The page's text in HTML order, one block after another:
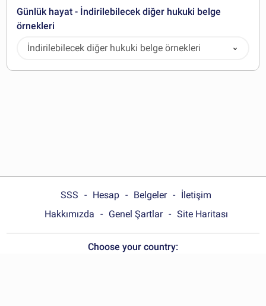
Günlük hayat - İndirilebilecek diğer hukuki belge
örnekleri
İndirilebilecek diğer hukuki belge örnekleri
SSS Hesap Belgeler
İletişim
Hakkımızda
Genel Şartlar Site Haritası
Choose your country: